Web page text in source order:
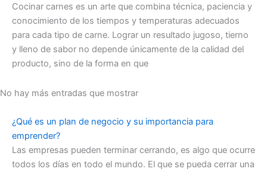
Cocinar carnes es un arte que combina técnica, paciencia y
conocimiento de los tiempos y temperaturas adecuados
para cada tipo de carne. Lograr un resultado jugoso, tierno
y lleno de sabor no depende únicamente de la calidad del
producto, sino de la forma en que
No hay más entradas que mostrar
¿Qué es un plan de negocio y su importancia para
emprender?
Las empresas pueden terminar cerrando, es algo que ocurre
todos los días en todo el mundo. El que se pueda cerrar una